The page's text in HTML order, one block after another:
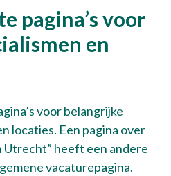
pagina’s voor
en
voor belangrijke
locaties. Een pagina over
Utrecht” heeft een andere
vacaturepagina.